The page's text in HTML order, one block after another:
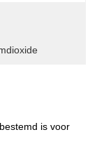
is voor